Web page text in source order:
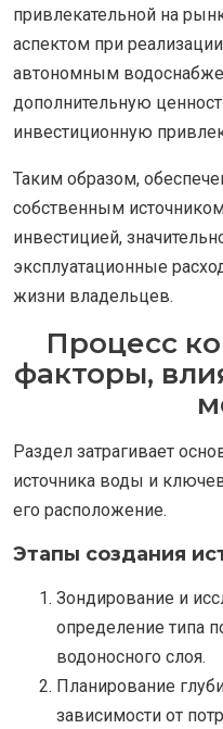
привлекательной на
аспектом при
автономным
дополнительную
инвестиционную
Таким образом,
собственным
инвестицией,
эксплуатационные
жизни владельцев.
Процесс
факторы,
Раздел затрагивает
источника воды и
его расположение.
Этапы создания
Зондирование и
определение типа
водоносного слоя.
Планирование
зависимости от